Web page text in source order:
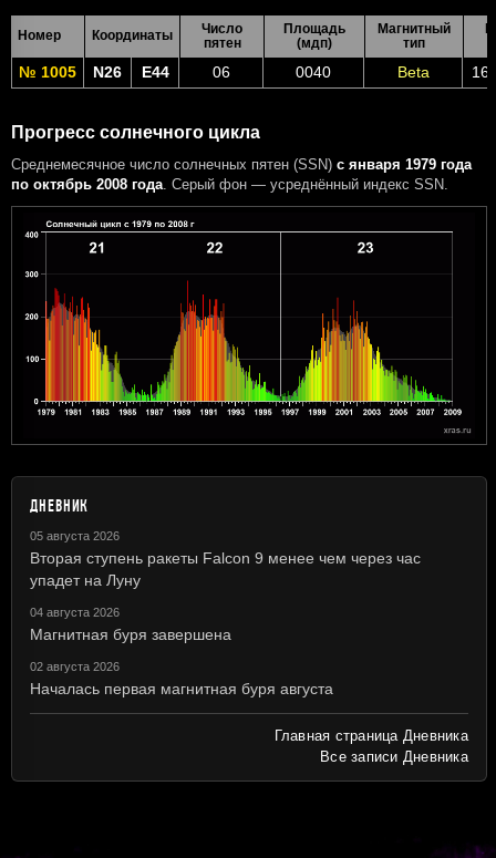
Номер Координаты
Число
пятен
Площадь
(мдп)
Магнитный
тип
В
№ 1005 N26 E44 06 0040 Beta 16
Прогресс солнечного цикла
Среднемесячное число солнечных пятен (SSN) с января 1979 года
по октябрь 2008 года . Серый фон — усреднённый индекс SSN.
ДНЕВНИК
05 августа 2026
Вторая ступень ракеты Falcon 9 менее чем через час
упадет на Луну
04 августа 2026
Магнитная буря завершена
02 августа 2026
Началась первая магнитная буря августа
Главная страница Дневника
Все записи Дневника